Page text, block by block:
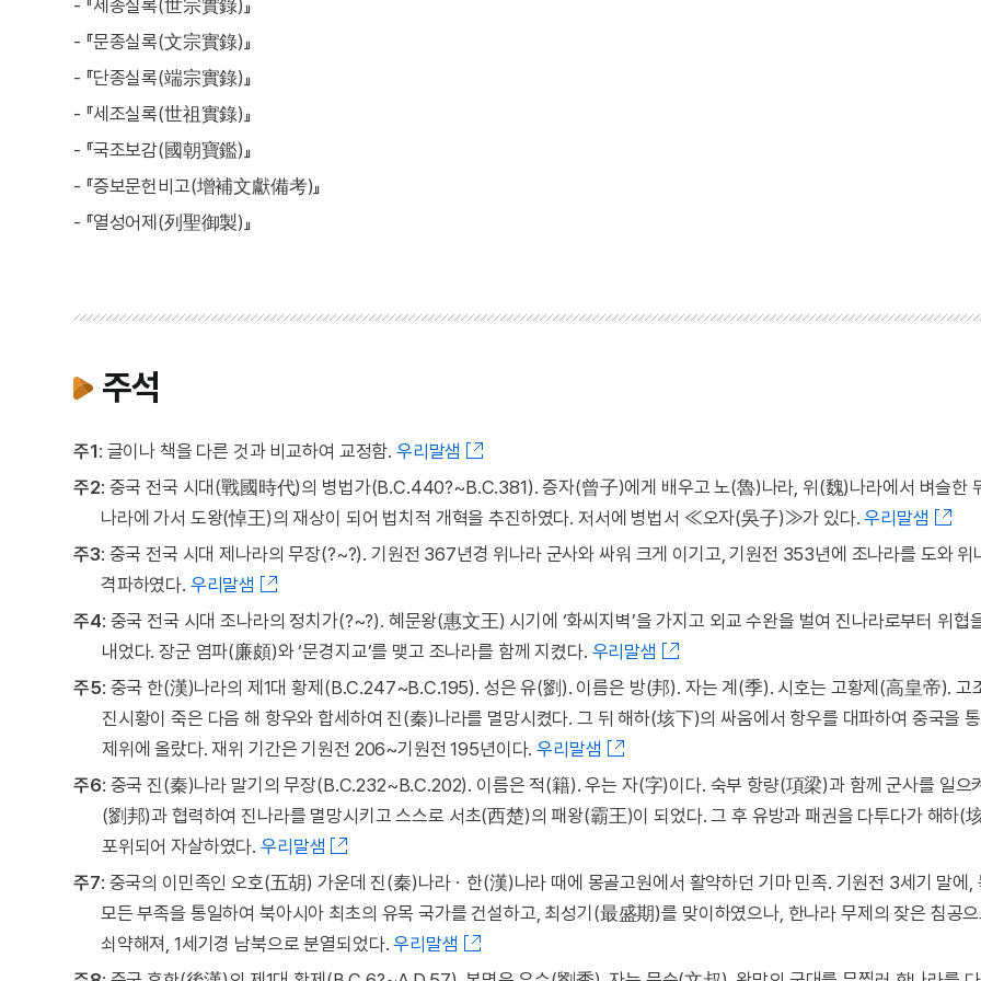
- 『세종실록(世宗實錄)』
- 『문종실록(文宗實錄)』
- 『단종실록(端宗實錄)』
- 『세조실록(世祖實錄)』
- 『국조보감(國朝寶鑑)』
- 『증보문헌비고(增補文獻備考)』
- 『열성어제(列聖御製)』
주석
주1: 글이나 책을 다른 것과 비교하여 교정함. 우리말샘
주2: 중국 전국 시대(戰國時代)의 병법가(B.C.440?~B.C.381). 증자(曾子)에게 배우고 노(魯)나라, 위(魏)나라에서 벼슬한
나라에 가서 도왕(悼王)의 재상이 되어 법치적 개혁을 추진하였다. 저서에 병법서 ≪오자(吳子)≫가 있다.우리말샘
주3: 중국 전국 시대 제나라의 무장(?~?). 기원전 367년경 위나라 군사와 싸워 크게 이기고, 기원전 353년에 조나라를 도와 위
격파하였다. 우리말샘
주4: 중국 전국 시대 조나라의 정치가(?~?). 혜문왕(惠文王) 시기에 ‘화씨지벽’을 가지고 외교 수완을 벌여 진나라로부터 위협
내었다. 장군 염파(廉頗)와 ‘문경지교’를 맺고 조나라를 함께 지켰다. 우리말샘
주5: 중국 한(漢)나라의 제1대 황제(B.C.247~B.C.195). 성은 유(劉). 이름은 방(邦). 자는 계(季). 시호는 고황제(高皇帝). 고
진시황이 죽은 다음 해 항우와 합세하여 진(秦)나라를 멸망시켰다. 그 뒤 해하(垓下)의 싸움에서 항우를 대파하여 중국을
제위에 올랐다. 재위 기간은 기원전 206~기원전 195년이다.우리말샘
주6: 중국 진(秦)나라 말기의 무장(B.C.232~B.C.202). 이름은 적(籍). 우는 자(字)이다. 숙부 항량(項梁)과 함께 군사를 일으
(劉邦)과 협력하여 진나라를 멸망시키고 스스로 서초(西楚)의 패왕(霸王)이 되었다. 그 후 유방과 패권을 다투다가 해하(
포위되어 자살하였다. 우리말샘
주7: 중국의 이민족인 오호(五胡) 가운데 진(秦)나라ㆍ한(漢)나라 때에 몽골고원에서 활약하던 기마 민족. 기원전 3세기 말에,
모든 부족을 통일하여 북아시아 최초의 유목 국가를 건설하고, 최성기(最盛期)를 맞이하였으나, 한나라 무제의 잦은 침공
쇠약해져, 1세기경 남북으로 분열되었다.우리말샘